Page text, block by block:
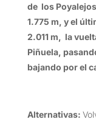
de los
1.775 m, y el
2.011 m, la
Piñuela,
bajando por el
Alternativas: